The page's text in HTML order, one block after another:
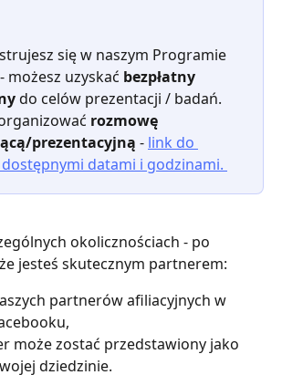
się w naszym Programie
możesz uzyskać bezpłatny
do celów prezentacji / badań.
rozmowę
prezentacyjną - link do
datami i godzinami.
okolicznościach - po
jesteś skutecznym partnerem:
partnerów afiliacyjnych w
może zostać przedstawiony jako
dziedzinie.